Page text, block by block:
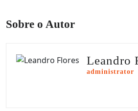
Sobre o Autor
Leandro
administrator